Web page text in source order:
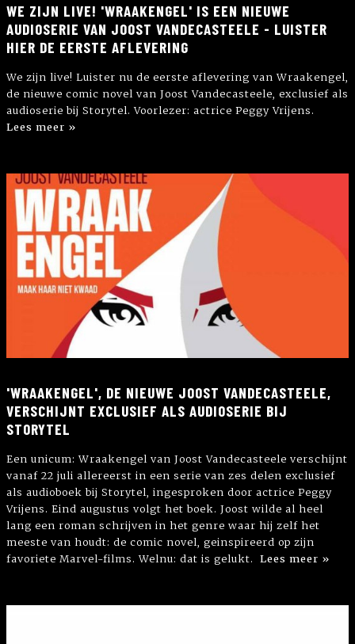
WE ZIJN LIVE! 'WRAAKENGEL' IS EEN NIEUWE
AUDIOSERIE VAN JOOST VANDECASTEELE - LUISTER
HIER DE EERSTE AFLEVERING
We zijn live! Luister nu de eerste aflevering van Wraakengel,
de nieuwe comic novel van Joost Vandecasteele, exclusief als
audioserie bij Storytel. Voorlezer: actrice Peggy Vrijens.
Lees meer »
'WRAAKENGEL', DE NIEUWE JOOST VANDECASTEELE,
VERSCHIJNT EXCLUSIEF ALS AUDIOSERIE BIJ
STORYTEL
Een unicum: Wraakengel van Joost Vandecasteele verschijnt
vanaf 22 juli allereerst in een serie van zes delen exclusief
als audioboek bij Storytel, ingesproken door actrice Peggy
Vrijens. Eind augustus volgt het boek. Joost wilde al heel
lang een roman schrijven in het genre waar hij zelf het
meeste van houdt: de comic novel, geinspireerd op zijn
favoriete Marvel-films. Welnu: dat is gelukt. Lees meer »